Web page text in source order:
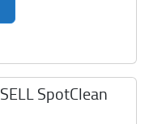
SpotClean